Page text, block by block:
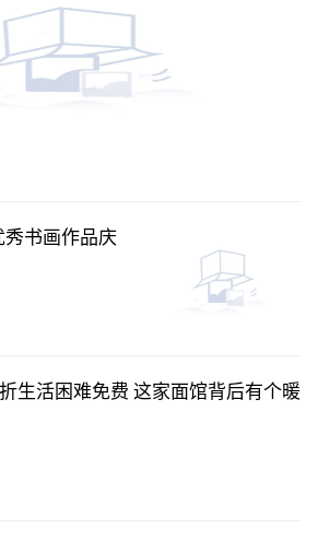
秀书画作品庆
生活困难免费 这家面馆背后有个暖